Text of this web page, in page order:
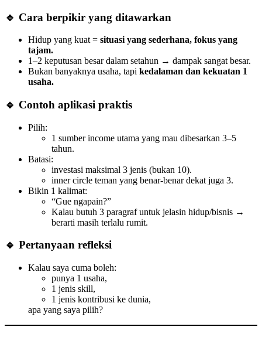
🔹 Cara berpikir yang ditawarkan
Hidup yang kuat = situasi yang sederhana, fokus yang
tajam.
1–2 keputusan besar dalam setahun → dampak sangat besar.
Bukan banyaknya usaha, tapi kedalaman dan kekuatan 1
usaha.
🔹 Contoh aplikasi praktis
Pilih:
1 sumber income utama yang mau dibesarkan 3–5
tahun.
Batasi:
investasi maksimal 3 jenis (bukan 10).
inner circle teman yang benar-benar dekat juga 3.
Bikin 1 kalimat:
“Gue ngapain?”
Kalau butuh 3 paragraf untuk jelasin hidup/bisnis →
berarti masih terlalu rumit.
🔹 Pertanyaan refleksi
Kalau saya cuma boleh:
punya 1 usaha,
1 jenis skill,
1 jenis kontribusi ke dunia,
apa yang saya pilih?